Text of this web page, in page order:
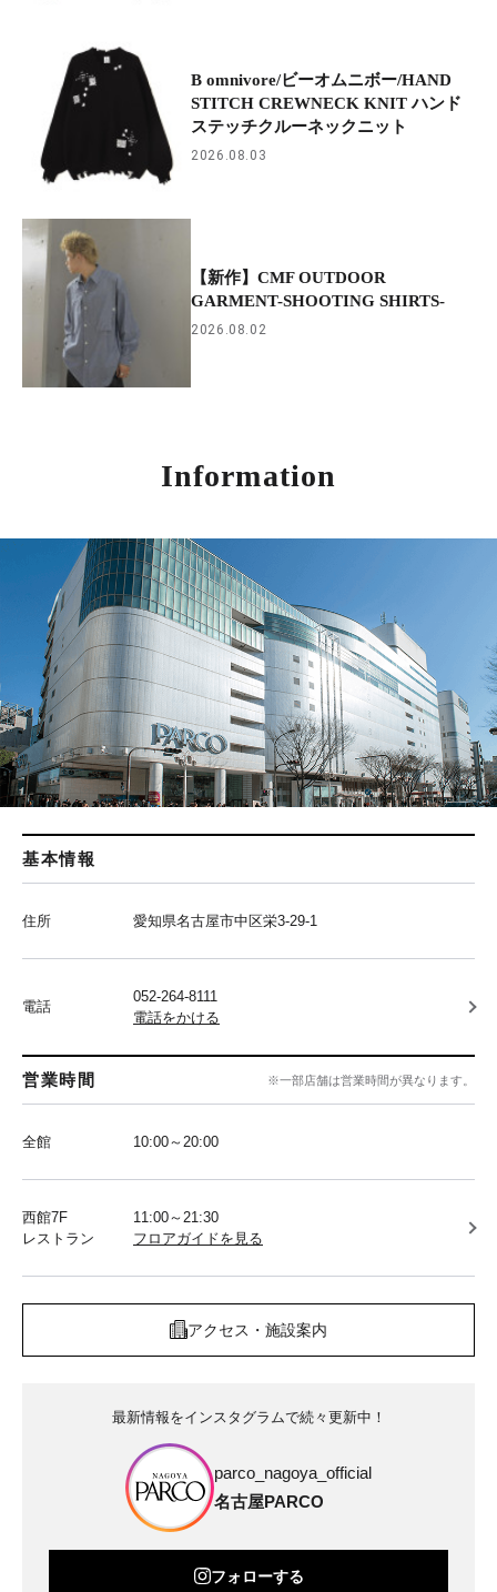
B omnivore/ビーオムニボー/HAND
STITCH CREWNECK KNIT ハンド
ステッチクルーネックニット
2026.08.03
【新作】CMF OUTDOOR
GARMENT-SHOOTING SHIRTS-
2026.08.02
Information
基本情報
住所 愛知県名古屋市中区栄3-29-1
電話
052-264-8111
電話をかける
営業時間 ※一部店舗は営業時間が異なります。
全館 10:00～20:00
西館7F
レストラン
11:00～21:30
フロアガイドを見る
アクセス・施設案内
最新情報をインスタグラムで続々更新中！
parco_nagoya_official
名古屋PARCO
フォローする